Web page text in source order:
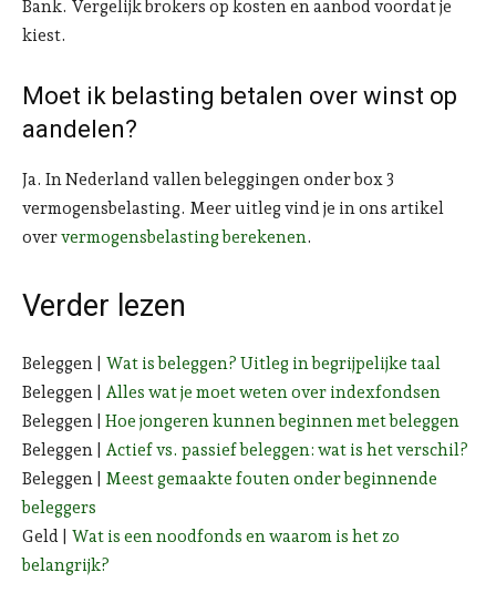
Bank. Vergelijk brokers op kosten en aanbod voordat je
kiest.
Moet ik belasting betalen over winst op
aandelen?
Ja. In Nederland vallen beleggingen onder box 3
vermogensbelasting. Meer uitleg vind je in ons artikel
oververmogensbelasting berekenen.
Verder lezen
Beleggen | Wat is beleggen? Uitleg in begrijpelijke taal
Beleggen | Alles wat je moet weten over indexfondsen
Beleggen | Hoe jongeren kunnen beginnen met beleggen
Beleggen | Actief vs. passief beleggen: wat is het verschil?
Beleggen | Meest gemaakte fouten onder beginnende
beleggers
Geld | Wat is een noodfonds en waarom is het zo
belangrijk?